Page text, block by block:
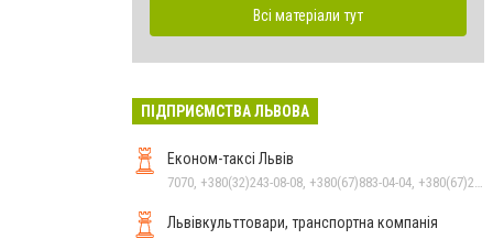
Всі матеріали тут
ПІДПРИЄМСТВА ЛЬВОВА
Економ-таксі Львів
Львівкульттовари, транспортна компанія